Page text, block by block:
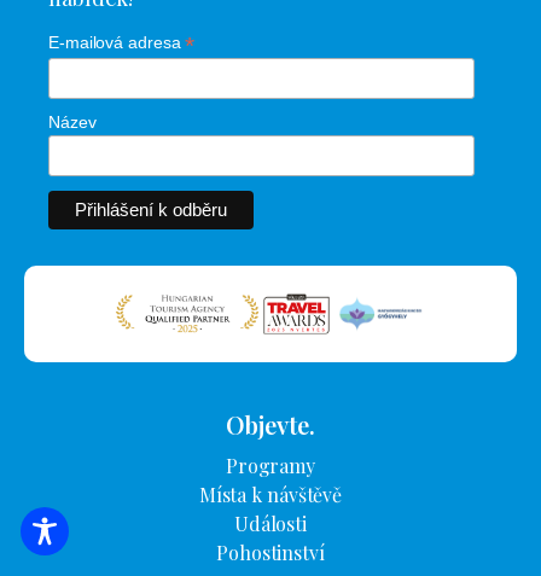
VYHLEDÁVÁNÍ UBYTOVÁNÍ
E-mailová adresa*
Název
Objevte.
Programy
Místa k návštěvě
Události
Pohostinství